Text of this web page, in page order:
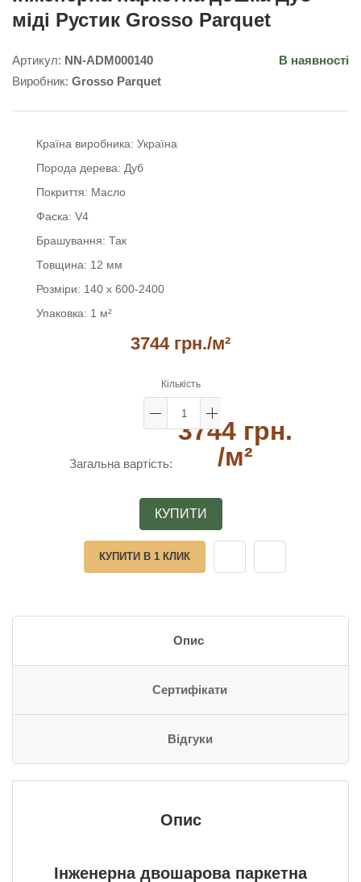
міді Рустик Grosso Parquet
Артикул: NN-ADM000140
В наявності
Виробник: Grosso Parquet
Країна виробника: Україна
Порода дерева: Дуб
Покриття: Масло
Фаска: V4
Брашування: Так
Товщина: 12 мм
Розміри: 140 х 600-2400
Упаковка: 1 м²
3744 грн./м²
Кількість
Загальна вартість:
3744 грн.
/м²
КУПИТИ
КУПИТИ В 1 КЛИК
Опис
Сертифікати
Відгуки
Опис
Інженерна двошарова паркетна